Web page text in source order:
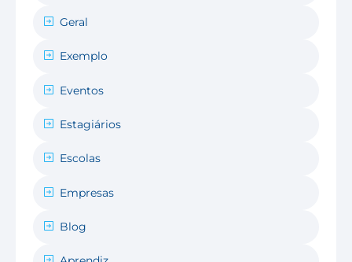
Geral
Exemplo
Eventos
Estagiários
Escolas
Empresas
Blog